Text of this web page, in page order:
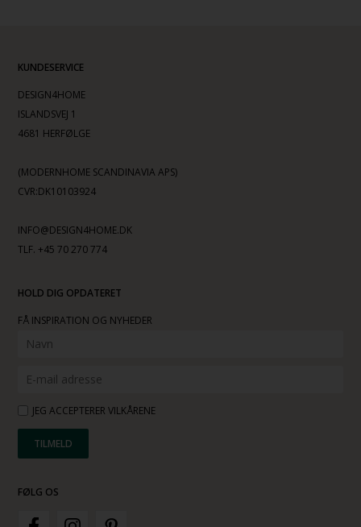
KUNDESERVICE
DESIGN4HOME
ISLANDSVEJ 1
4681 HERFØLGE
(MODERNHOME SCANDINAVIA APS)
CVR:DK10103924
INFO@DESIGN4HOME.DK
TLF. +45 70 270 774
HOLD DIG OPDATERET
FÅ INSPIRATION OG NYHEDER
JEG ACCEPTERER VILKÅRENE
FØLG OS